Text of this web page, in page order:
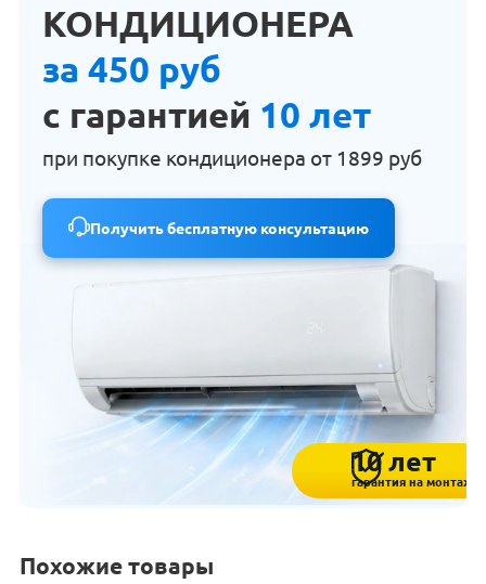
КОНДИЦИОНЕРА
за 450 руб
с гарантией 10 лет
при покупке кондиционера от 1899 руб
Получить бесплатную консультацию
10 лет
гарантия на монтаж
Похожие товары